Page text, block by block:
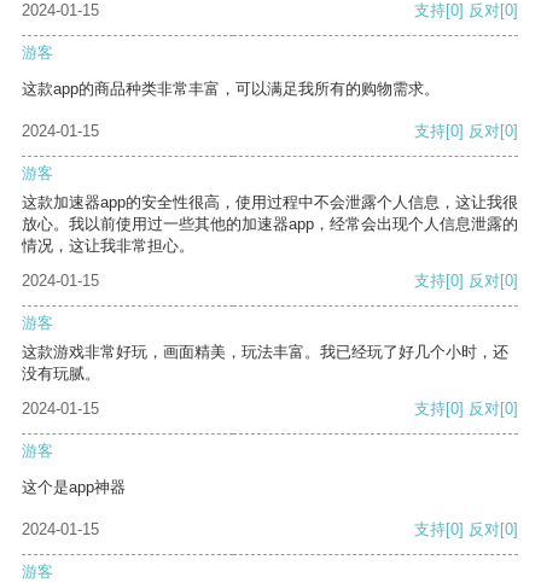
2024-01-15 支持[0] 反对[0]
游客
这款app的商品种类非常丰富，可以满足我所有的购物需求。
2024-01-15 支持[0] 反对[0]
游客
这款加速器app的安全性很高，使用过程中不会泄露个人信息，这让我很
放心。我以前使用过一些其他的加速器app，经常会出现个人信息泄露的
情况，这让我非常担心。
2024-01-15
支持[0] 反对[0]
游客
这款游戏非常好玩，画面精美，玩法丰富。我已经玩了好几个小时，还
没有玩腻。
2024-01-15
支持[0] 反对[0]
游客
这个是app神器
2024-01-15 支持[0] 反对[0]
游客